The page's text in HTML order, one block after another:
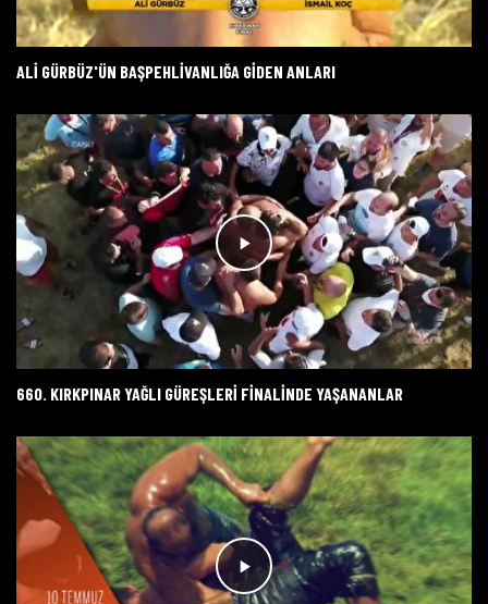
ALI GÜRBÜZ'ÜN BAŞPEHLIVANLIĞA GIDEN ANLARI
660. KIRKPINAR YAĞLI GÜREŞLERI FINALINDE YAŞANANLAR